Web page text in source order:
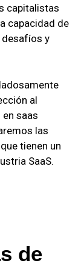
capitalistas
capacidad de
desafíos y
al
saas
las
tienen un
SaaS.
de